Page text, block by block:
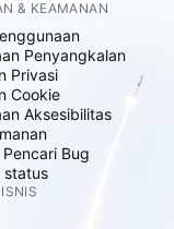
& KEAMANAN
Penyangkalan
Privasi
Cookie
Aksesibilitas
Bug
status